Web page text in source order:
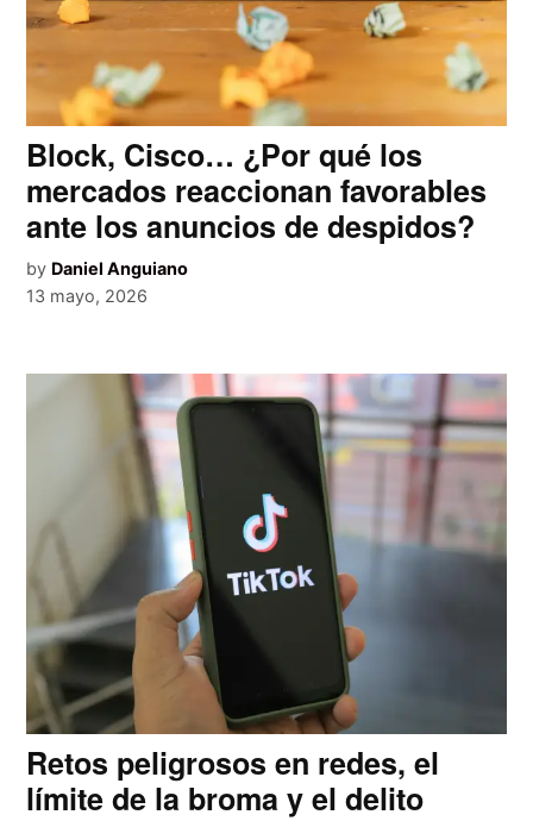
Block, Cisco… ¿Por qué los
mercados reaccionan favorables
ante los anuncios de despidos?
by Daniel Anguiano
13 mayo, 2026
Retos peligrosos en redes, el
límite de la broma y el delito